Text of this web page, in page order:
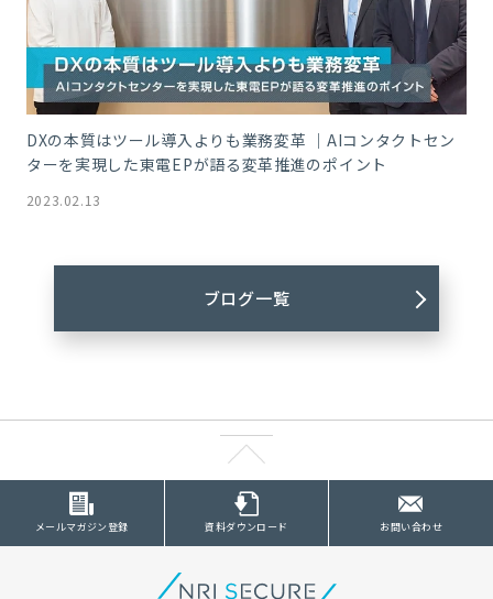
DXの本質はツール導入よりも業務変革 ｜AIコンタクトセン
ターを実現した東電EPが語る変革推進のポイント
2023.02.13
ブログ一覧
メールマガジン登録 資料ダウンロード お問い合わせ